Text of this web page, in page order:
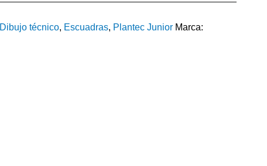
Dibujo técnico, Escuadras, Plantec Junior Marca: